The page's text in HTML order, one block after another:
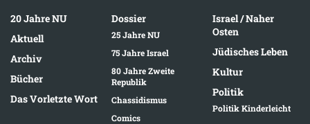
20 Jahre NU
Aktuell
Archiv
Bücher
Das Vorletzte Wort
Dossier
25 Jahre NU
75 Jahre Israel
80 Jahre Zweite
Republik
Chassidismus
Comics
Israel / Naher
Osten
Jüdisches Leben
Kultur
Politik
Politik Kinderleicht